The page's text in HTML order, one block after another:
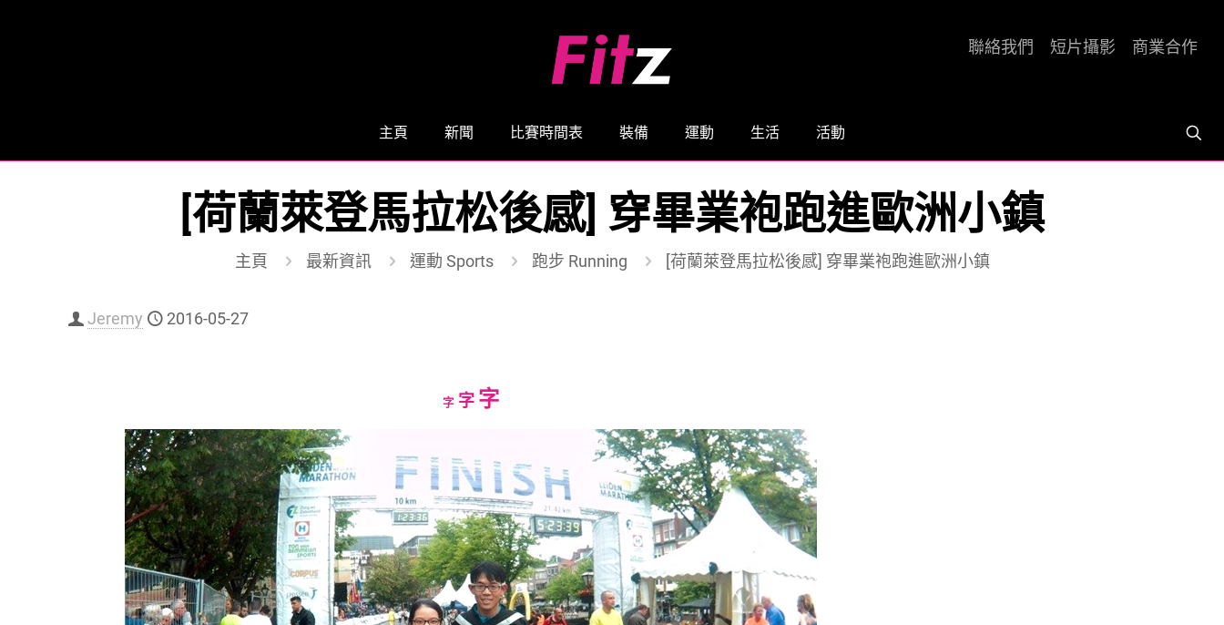
主頁 新聞 比賽時間表 裝備 運動 生活 活動
聯絡我們 短片攝影 商業合作
[荷蘭萊登馬拉松後感] 穿畢業袍跑進歐洲小鎮
主頁 最新資訊 運動 Sports 跑步 Running [荷蘭萊登馬拉松後感] 穿畢業袍跑進歐洲小鎮
Jeremy 2016-05-27
字Decrease
字Reset
字Increase